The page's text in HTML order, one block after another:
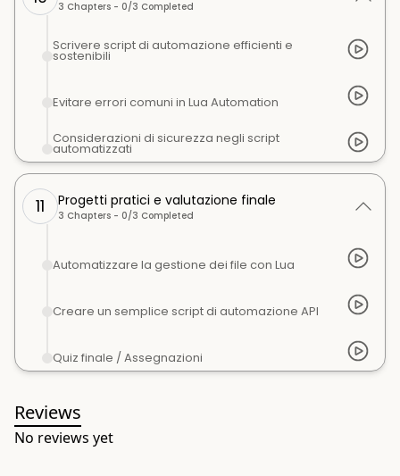
3 Chapters - 0/3 Completed
Scrivere script di automazione efficienti e
sostenibili
Evitare errori comuni in Lua Automation
Considerazioni di sicurezza negli script
automatizzati
11 Progetti pratici e valutazione finale
3 Chapters - 0/3 Completed
Automatizzare la gestione dei file con Lua
Creare un semplice script di automazione API
Quiz finale / Assegnazioni
Reviews
No reviews yet